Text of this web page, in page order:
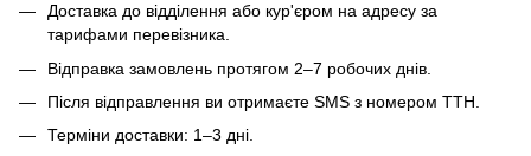
Доставка до відділення або кур'єром на адресу за
тарифами перевізника.
Відправка замовлень протягом 2–7 робочих днів.
Після відправлення ви отримаєте SMS з номером ТТН.
Терміни доставки: 1–3 дні.